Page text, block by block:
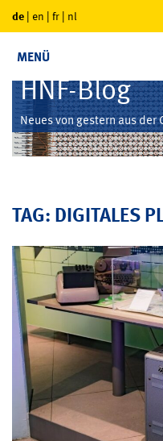
de | en | fr | nl
MENÜ
HNF-Blog
Neues von gestern aus
TAG: DIGITALES